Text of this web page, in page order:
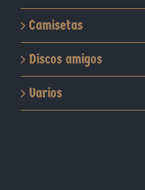
Camisetas
Discos amigos
Varios